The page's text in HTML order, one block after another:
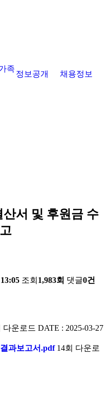
족
정보공개 채용정보
산서 및 후원금 수
조회 1,983회 댓글0건
다운로드 DATE : 2025-03-27
과보고서.pdf 14회 다운로